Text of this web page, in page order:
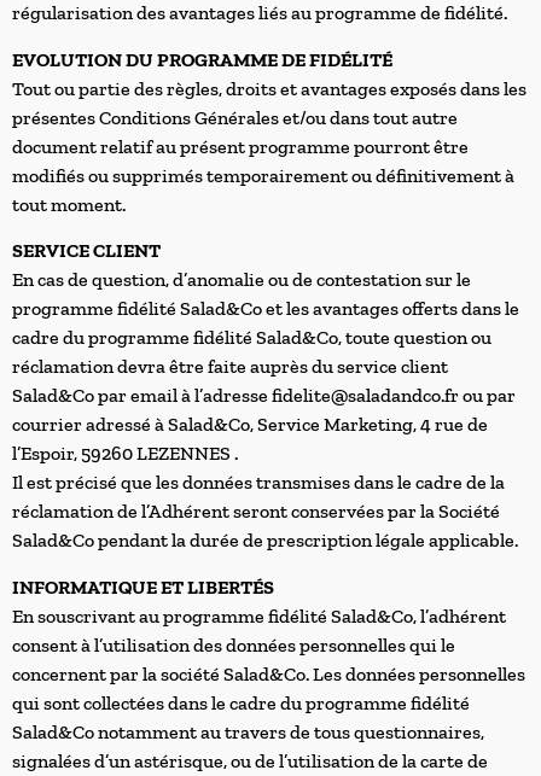
régularisation des avantages liés au programme de fidélité.
EVOLUTION DU PROGRAMME DE FIDÉLITÉ
Tout ou partie des règles, droits et avantages exposés dans les
présentes Conditions Générales et/ou dans tout autre
document relatif au présent programme pourront être
modifiés ou supprimés temporairement ou définitivement à
tout moment.
SERVICE CLIENT
En cas de question, d’anomalie ou de contestation sur le
programme fidélité Salad&Co et les avantages offerts dans le
cadre du programme fidélité Salad&Co, toute question ou
réclamation devra être faite auprès du service client
Salad&Co par email à l’adresse fidelite@saladandco.fr ou par
courrier adressé à Salad&Co, Service Marketing, 4 rue de
l’Espoir, 59260 LEZENNES .
Il est précisé que les données transmises dans le cadre de la
réclamation de l’Adhérent seront conservées par la Société
Salad&Co pendant la durée de prescription légale applicable.
INFORMATIQUE ET LIBERTÉS
En souscrivant au programme fidélité Salad&Co, l’adhérent
consent à l’utilisation des données personnelles qui le
concernent par la société Salad&Co. Les données personnelles
qui sont collectées dans le cadre du programme fidélité
Salad&Co notamment au travers de tous questionnaires,
signalées d’un astérisque, ou de l’utilisation de la carte de